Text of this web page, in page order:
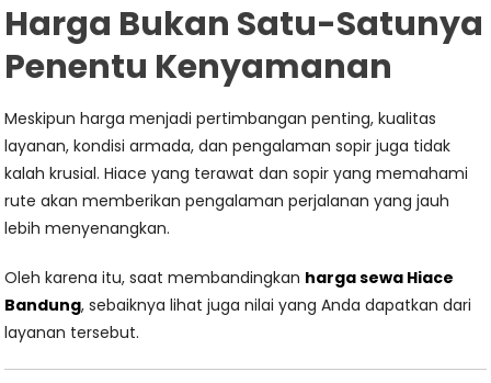
Harga Bukan Satu-Satunya
Penentu Kenyamanan
Meskipun harga menjadi pertimbangan penting, kualitas
layanan, kondisi armada, dan pengalaman sopir juga tidak
kalah krusial. Hiace yang terawat dan sopir yang memahami
rute akan memberikan pengalaman perjalanan yang jauh
lebih menyenangkan.
Oleh karena itu, saat membandingkan harga sewa Hiace
Bandung, sebaiknya lihat juga nilai yang Anda dapatkan dari
layanan tersebut.